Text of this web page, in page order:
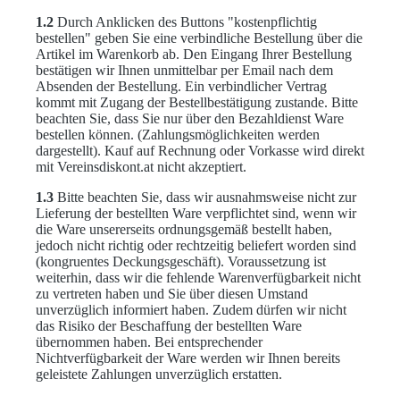
1.2 Durch Anklicken des Buttons "kostenpflichtig
bestellen" geben Sie eine verbindliche Bestellung über die
Artikel im Warenkorb ab. Den Eingang Ihrer Bestellung
bestätigen wir Ihnen unmittelbar per Email nach dem
Absenden der Bestellung. Ein verbindlicher Vertrag
kommt mit Zugang der Bestellbestätigung zustande. Bitte
beachten Sie, dass Sie nur über den Bezahldienst Ware
bestellen können. (Zahlungsmöglichkeiten werden
dargestellt). Kauf auf Rechnung oder Vorkasse wird direkt
mit Vereinsdiskont.at nicht akzeptiert.
1.3 Bitte beachten Sie, dass wir ausnahmsweise nicht zur
Lieferung der bestellten Ware verpflichtet sind, wenn wir
die Ware unsererseits ordnungsgemäß bestellt haben,
jedoch nicht richtig oder rechtzeitig beliefert worden sind
(kongruentes Deckungsgeschäft). Voraussetzung ist
weiterhin, dass wir die fehlende Warenverfügbarkeit nicht
zu vertreten haben und Sie über diesen Umstand
unverzüglich informiert haben. Zudem dürfen wir nicht
das Risiko der Beschaffung der bestellten Ware
übernommen haben. Bei entsprechender
Nichtverfügbarkeit der Ware werden wir Ihnen bereits
geleistete Zahlungen unverzüglich erstatten.